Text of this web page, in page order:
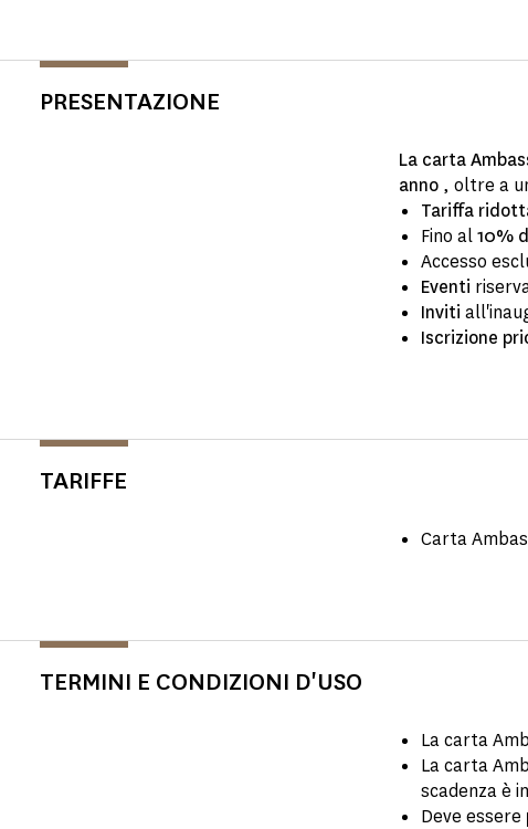
PRESENTAZIONE
La carta
anno , oltre a
Tariffa
Fino al10%
Accesso
Eventi
Inviti
Iscrizione
TARIFFE
Carta
TERMINI E CONDIZIONI D'USO
La carta
La carta
scadenza è
Deve essere